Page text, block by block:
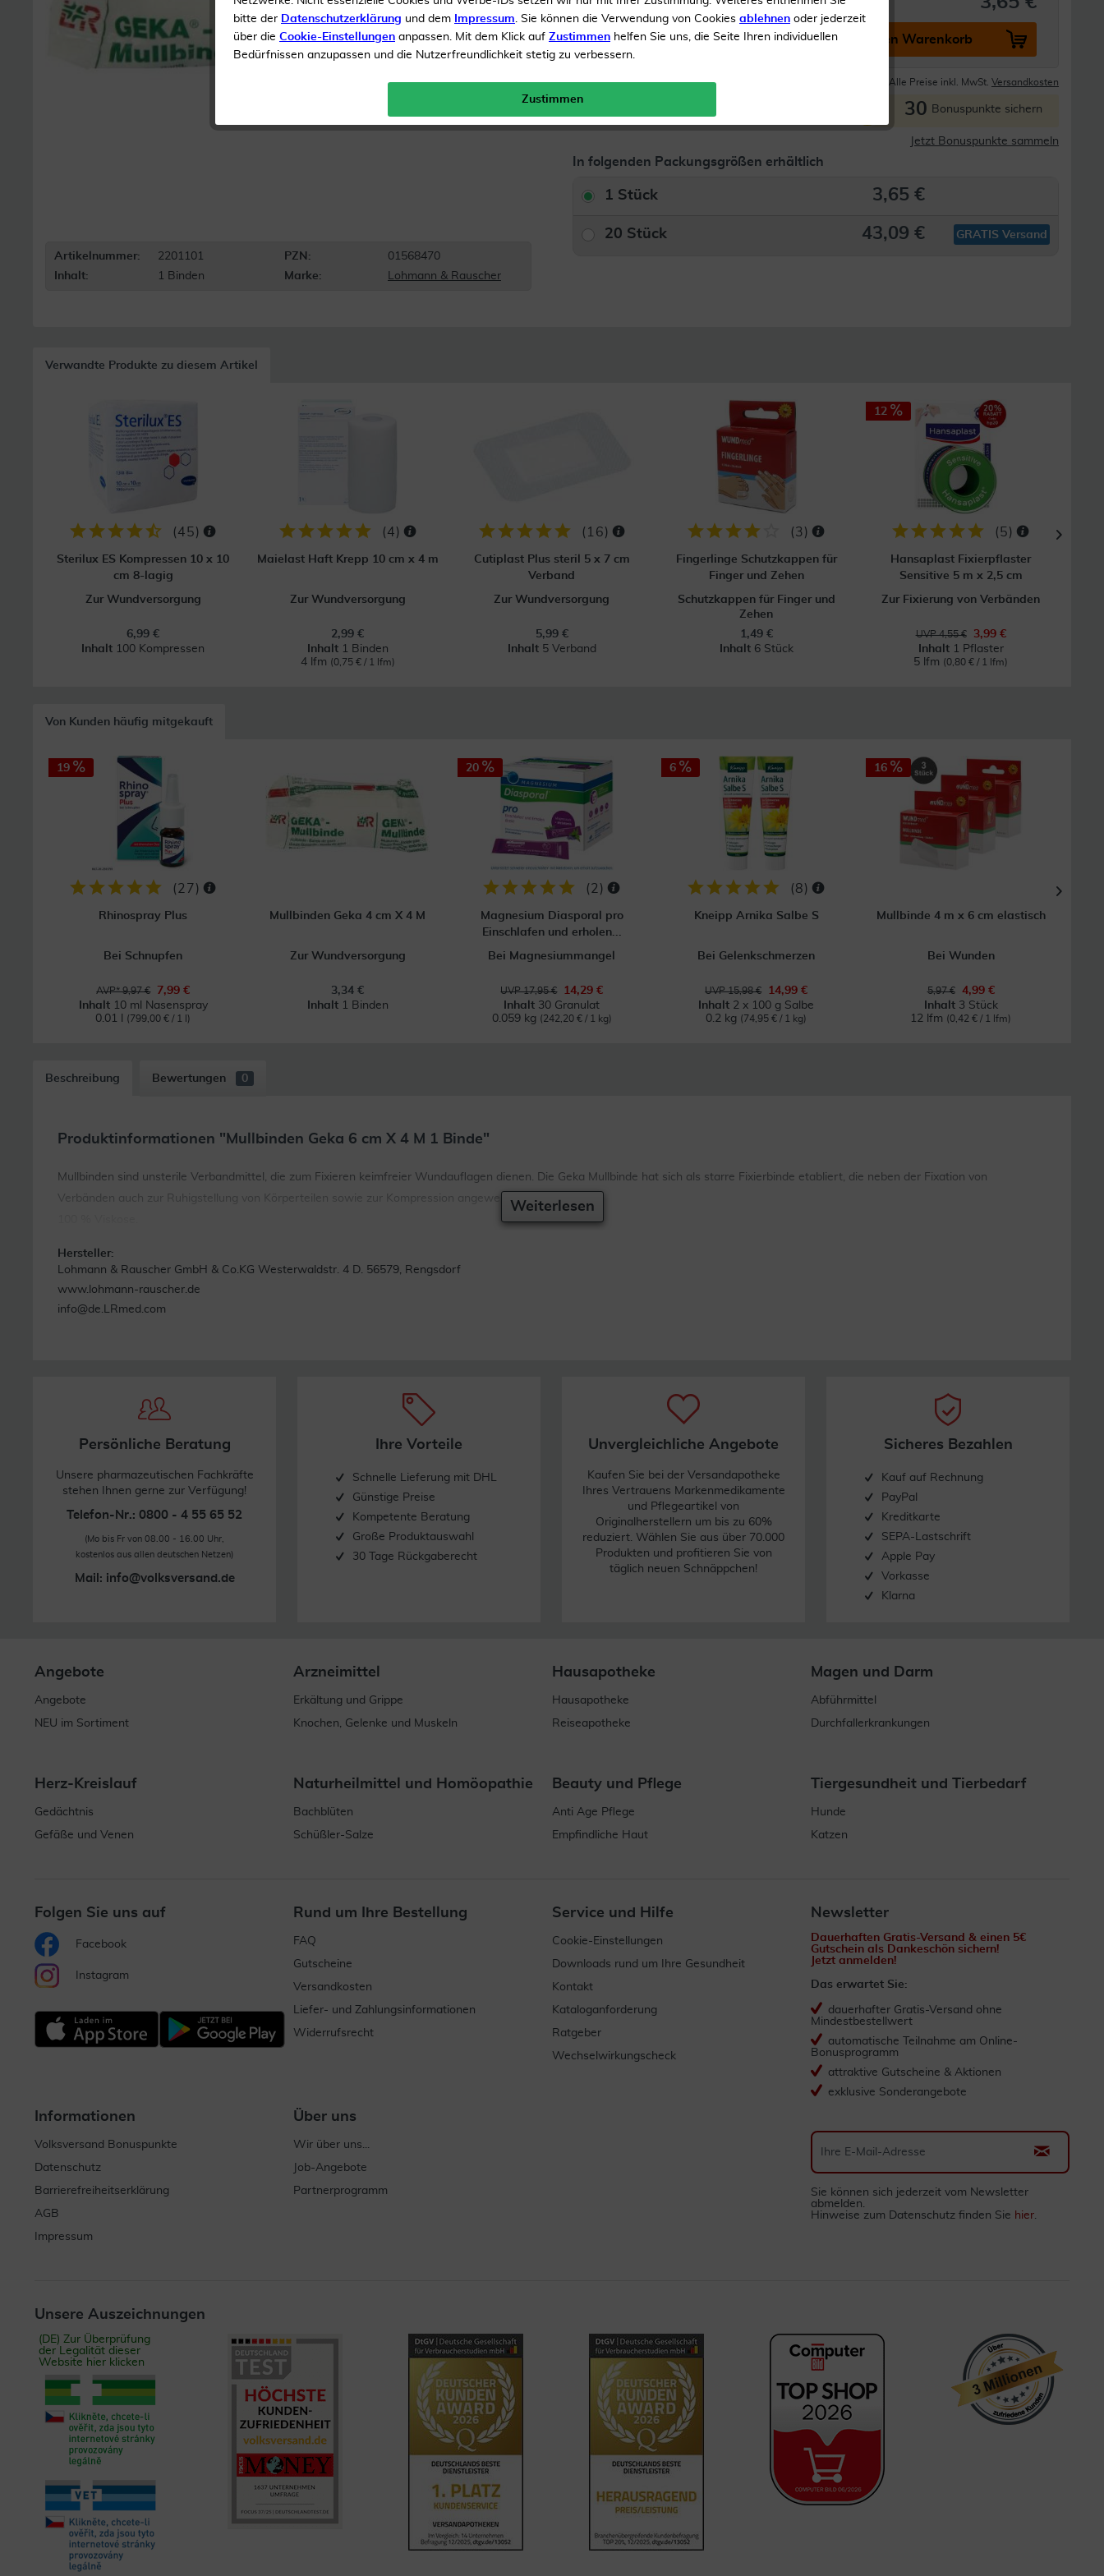
Artikelnummer: 2201101 PZN:
01568470
Inhalt:
1 Binden Marke: Lohmann & Rauscher
Inhalt1 Binden
Menge: In den Warenkorb
Gratis Versand ab 19 € Alle Preise inkl. MwSt. Versandkosten
30 Bonuspunkte sichern
Jetzt Bonuspunkte sammeln
In folgenden Packungsgrößen erhältlich
1 Stück 3,65 €
20 Stück 43,09 € GRATIS Versand
Verwandte Produkte zu diesem Artikel
(45)
Sterilux ES Kompressen 10 x 10
cm 8-lagig
Zur Wundversorgung
6,99 €
Inhalt 100 Kompressen
(4)
Maielast Haft Krepp 10 cm x 4 m
Zur Wundversorgung
2,99 €
Inhalt 1 Binden
4 lfm (0,75 € / 1 lfm)
( 16)
Cutiplast Plus steril 5 x 7 cm
Verband
Zur Wundversorgung
5,99 €
Inhalt 5 Verband
(3)
Fingerlinge Schutzkappen für
Finger und Zehen
Schutzkappen für Finger und
Zehen
1,49 €
Inhalt 6 Stück
12
(5)
Hansaplast Fixierpflaster
Sensitive 5 m x 2,5 cm
Zur Fixierung von Verbänden
UVP 4,55 €
3,99 €
Inhalt 1 Pflaster
5 lfm (0,80 € / 1 lfm)
Von Kunden häufig mitgekauft
19
(27 )
Rhinospray Plus
Bei Schnupfen
AVP* 9,97 €
7,99 €
Inhalt 10 ml Nasenspray
0.01 l
(799,00 € / 1 l)
Mullbinden Geka 4 cm X 4 M
Zur Wundversorgung
3,34 €
Inhalt 1 Binden
20
(2 )
Magnesium Diasporal pro
Einschlafen und erholen...
Bei Magnesiummangel
UVP 17,95 €
14,29 €
Inhalt 30 Granulat
0.059 kg (242,20 € / 1 kg)
6
(8)
Kneipp Arnika Salbe S
Bei Gelenkschmerzen
UVP 15,98 €
14,99 €
Inhalt 2 x 100 g Salbe
0.2 kg (74,95 € / 1 kg)
16
Mullbinde 4 m x 6 cm elastisch
Bei Wunden
5,97 €
4,99 €
Inhalt 3 Stück
12 lfm (0,42 € / 1 lfm)
Beschreibung Bewertungen 0
Produktinformationen "Mullbinden Geka 6 cm X 4 M 1 Binde"
Mullbinden sind unsterile Verbandmittel, die zum Fixieren keimfreier Wundauflagen dienen. Die Geka Mullbinde hat sich als starre Fixierbinde etabliert, die neben der Fixation von
Verbänden auch zur Ruhigstellung von Körperteilen sowie zur Kompression angewendet wird.
Weiterlesen
Hersteller:
Lohmann & Rauscher GmbH & Co.KG Westerwaldstr. 4 D. 56579, Rengsdorf
www.lohmann-rauscher.de
info@de.LRmed.com
Persönliche Beratung
Unsere pharmazeutischen Fachkräfte
stehen Ihnen gerne zur Verfügung!
Telefon-Nr.: 0800 - 4 55 65 52
(Mo bis Fr von 08.00 - 16.00 Uhr,
kostenlos aus allen deutschen Netzen)
Mail: info@volksversand.de
Ihre Vorteile
Schnelle Lieferung mit DHL
Günstige Preise
Kompetente Beratung
Große Produktauswahl
30 Tage Rückgaberecht
Unvergleichliche Angebote
Kaufen Sie bei der Versandapotheke
Ihres Vertrauens Markenmedikamente
und Pflegeartikel von
Originalherstellern um bis zu 60%
reduziert. Wählen Sie aus über 70.000
Produkten und profitieren Sie von
täglich neuen Schnäppchen!
Sicheres Bezahlen
Kauf auf Rechnung
PayPal
Kreditkarte
SEPA-Lastschrift
Apple Pay
Vorkasse
Klarna
Angebote
Angebote
NEU im Sortiment
Arzneimittel
Erkältung und Grippe
Knochen, Gelenke und Muskeln
Hausapotheke
Hausapotheke
Reiseapotheke
Magen und Darm
Abführmittel
Durchfallerkrankungen
Herz-Kreislauf
Gedächtnis
Gefäße und Venen
Naturheilmittel und Homöopathie
Bachblüten
Schüßler-Salze
Beauty und Pflege
Anti Age Pflege
Empfindliche Haut
Tiergesundheit und Tierbedarf
Hunde
Katzen
Folgen Sie uns auf
Facebook
Instagram
Rund um Ihre Bestellung
FAQ
Gutscheine
Versandkosten
Liefer- und Zahlungsinformationen
Widerrufsrecht
Service und Hilfe
Cookie-Einstellungen
Downloads rund um Ihre Gesundheit
Kontakt
Kataloganforderung
Ratgeber
Wechselwirkungscheck
Informationen
Volksversand Bonuspunkte
Datenschutz
Barrierefreiheitserklärung
AGB
Impressum
Über uns
Wir über uns...
Job-Angebote
Partnerprogramm
Newsletter
Dauerhaften Gratis-Versand & einen 5€
Gutschein als Dankeschön sichern!
Jetzt anmelden!
Das erwartet Sie:
dauerhafter Gratis-Versand ohne
Mindestbestellwert
automatische Teilnahme am Online-
Bonusprogramm
attraktive Gutscheine & Aktionen
exklusive Sonderangebote
Sie können sich jederzeit vom Newsletter
abmelden.
Hinweise zum Datenschutz finden Sie hier.
Unsere Auszeichnungen
(DE) Zur Überprüfung
der Legalität dieser
Website hier klicken
bitte der Datenschutzerklärung und dem Impressum. Sie können die Verwendung von Cookies ablehnen oder jederzeit
über die Cookie-Einstellungen anpassen. Mit dem Klick auf Zustimmen helfen Sie uns, die Seite Ihren individuellen
Bedürfnissen anzupassen und die Nutzerfreundlichkeit stetig zu verbessern.
Zustimmen